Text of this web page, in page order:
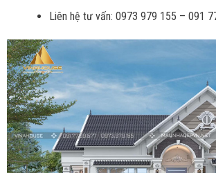
Liên hệ tư vấn: 0973 979 155 – 091